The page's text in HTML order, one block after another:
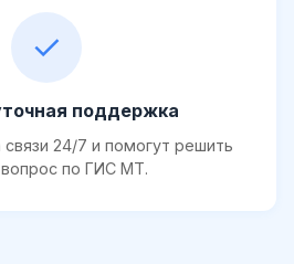
✓
поддержка
24/7 и помогут решить
по ГИС МТ.